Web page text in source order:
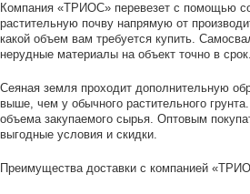
Компания «ТРИОС» перевезет с помощью
растительную почву напрямую от
какой объем вам требуется купить.
нерудные материалы на объект точно в срок.
Сеяная земля проходит дополнительную
выше, чем у обычного растительного
объема закупаемого сырья. Оптовым
выгодные условия и скидки.
Преимущества доставки с компанией